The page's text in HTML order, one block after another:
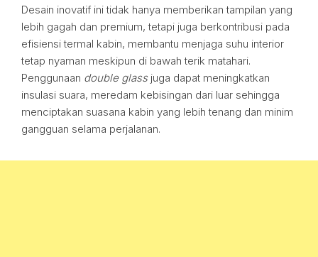
Desain inovatif ini tidak hanya memberikan tampilan yang
lebih gagah dan premium, tetapi juga berkontribusi pada
efisiensi termal kabin, membantu menjaga suhu interior
tetap nyaman meskipun di bawah terik matahari.
Penggunaan double glassjuga dapat meningkatkan
insulasi suara, meredam kebisingan dari luar sehingga
menciptakan suasana kabin yang lebih tenang dan minim
gangguan selama perjalanan.